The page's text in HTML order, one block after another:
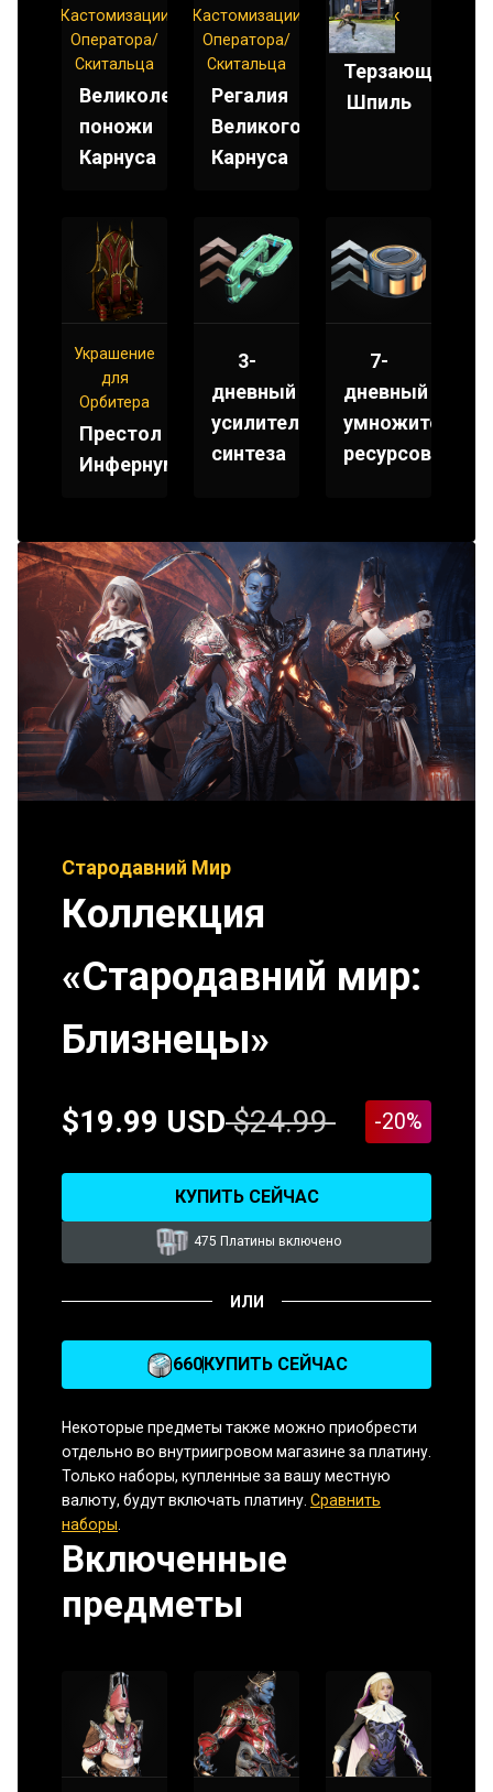
Кастомизации
Оператора/
Скитальца
Великолепные
поножи
Карнуса
Кастомизации
Оператора/
Скитальца
Регалия
Великого
Карнуса
Штык
Мод
Терзающий
Шпиль
Украшение
для
Орбитера
Престол
Инфернум
3-
дневный
усилитель
синтеза
7-
дневный
умножитель
ресурсов
Стародавний Мир
Коллекция
«Стародавний мир:
Близнецы»
$19.99 USD $24.99 -20%
КУПИТЬ СЕЙЧАС
475 Платины включено
ИЛИ
660КУПИТЬ СЕЙЧАС
Некоторые предметы также можно приобрести
отдельно во внутриигровом магазине за платину.
Только наборы, купленные за вашу местную
валюту, будут включать платину. Сравнить
наборы
Включенные
предметы